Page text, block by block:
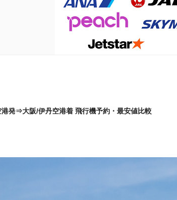
港発⇒大阪/伊丹空港着 飛行機予約・最安値比較